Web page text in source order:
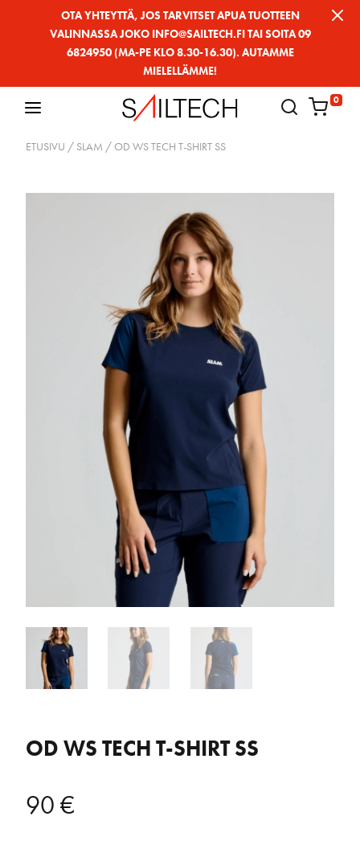
OTA YHTEYTTÄ, JOS TARVITSET APUA TUOTTEEN
VALINNASSA JOKO INFO@SAILTECH.FI TAI SOITA 09
6824950 (MA-PE KLO 8.30-16.30). AUTAMME
MIELELLÄMME!
0
ETUSIVU / SLAM / OD WS TECH T-SHIRT SS
OD WS TECH T-SHIRT SS
90€